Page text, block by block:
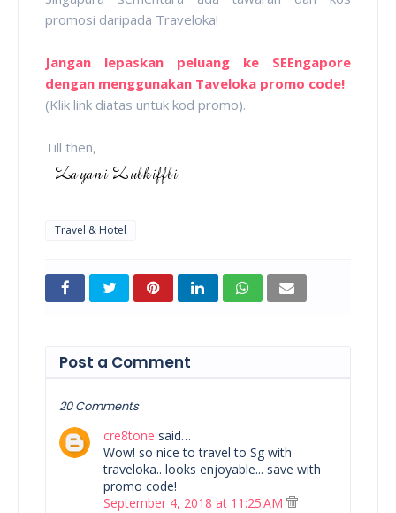
promosi daripada Traveloka!
Jangan lepaskan peluang ke SEEngapore
dengan menggunakan Taveloka promo code!
(Klik link diatas untuk kod promo).
Till then,
Travel & Hotel
Post a Comment
20 Comments
cre8tone said…
Wow! so nice to travel to Sg with
traveloka.. looks enjoyable... save with
promo code!
September 4, 2018 at 11:25 AM